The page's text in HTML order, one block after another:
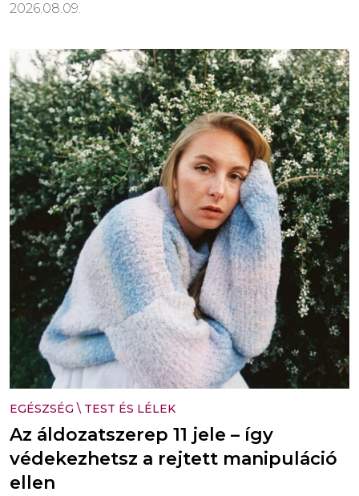
2026.08.09.
EGÉSZSÉG \ TEST ÉS LÉLEK
Az áldozatszerep 11 jele – így
védekezhetsz a rejtett manipuláció
ellen